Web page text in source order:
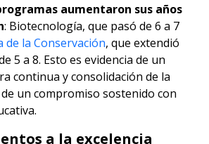
aumentaron sus años
: Biotecnología, que pasó de 6 a 7
de la Conservación, que extendió
5 a 8. Esto es evidencia de un
continua y consolidación de la
un compromiso sostenido con
a la excelencia